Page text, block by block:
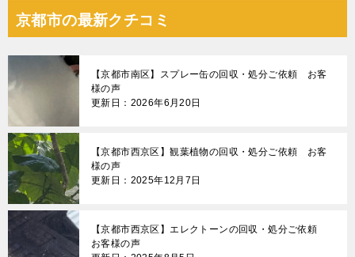
ナ
ビ
ゲ
ー
ョ
ン
京都市の最新クチコミ
【京都市南区】スプレー缶の回収・処分ご依頼 お客
様の声
更新日：2026年6月20日
【京都市西京区】観葉植物の回収・処分ご依頼 お客
様の声
更新日：2025年12月7日
【京都市西京区】エレクトーンの回収・処分ご依頼
お客様の声